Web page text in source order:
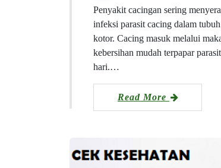
Penyakit cacingan sering
infeksi parasit cacing dalam
kotor. Cacing masuk melalui
kebersihan mudah terpapar
hari.…
Read More